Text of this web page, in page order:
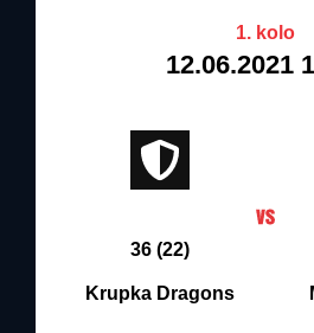
1. kolo
12.06.2021
36 (22)
Krupka Dragons